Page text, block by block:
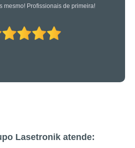
mesmo! Profissionais de primeira!
Lasetronik atende: